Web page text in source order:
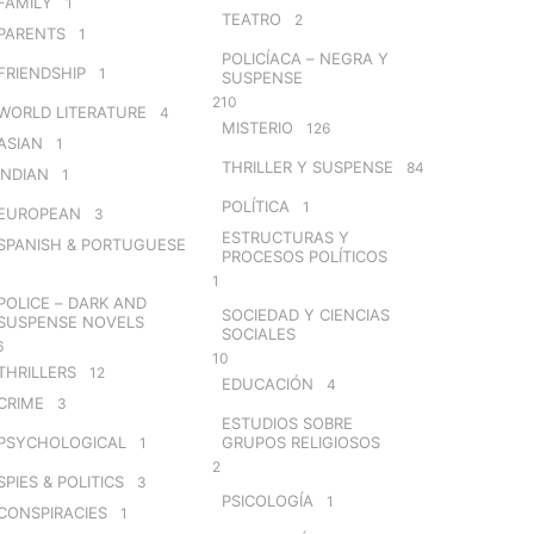
1
1
LITERATURE 4
1
1
3
& PORTUGUESE
– DARK AND
NOVELS
12
3
1
& POLITICS 3
1
TEATRO 2
POLICÍACA – NEGRA Y
SUSPENSE
210
MISTERIO 126
THRILLER Y SUSPENSE 84
POLÍTICA 1
ESTRUCTURAS Y
PROCESOS POLÍTICOS
1
SOCIEDAD Y CIENCIAS
SOCIALES
10
EDUCACIÓN 4
ESTUDIOS SOBRE
GRUPOS RELIGIOSOS
2
PSICOLOGÍA 1